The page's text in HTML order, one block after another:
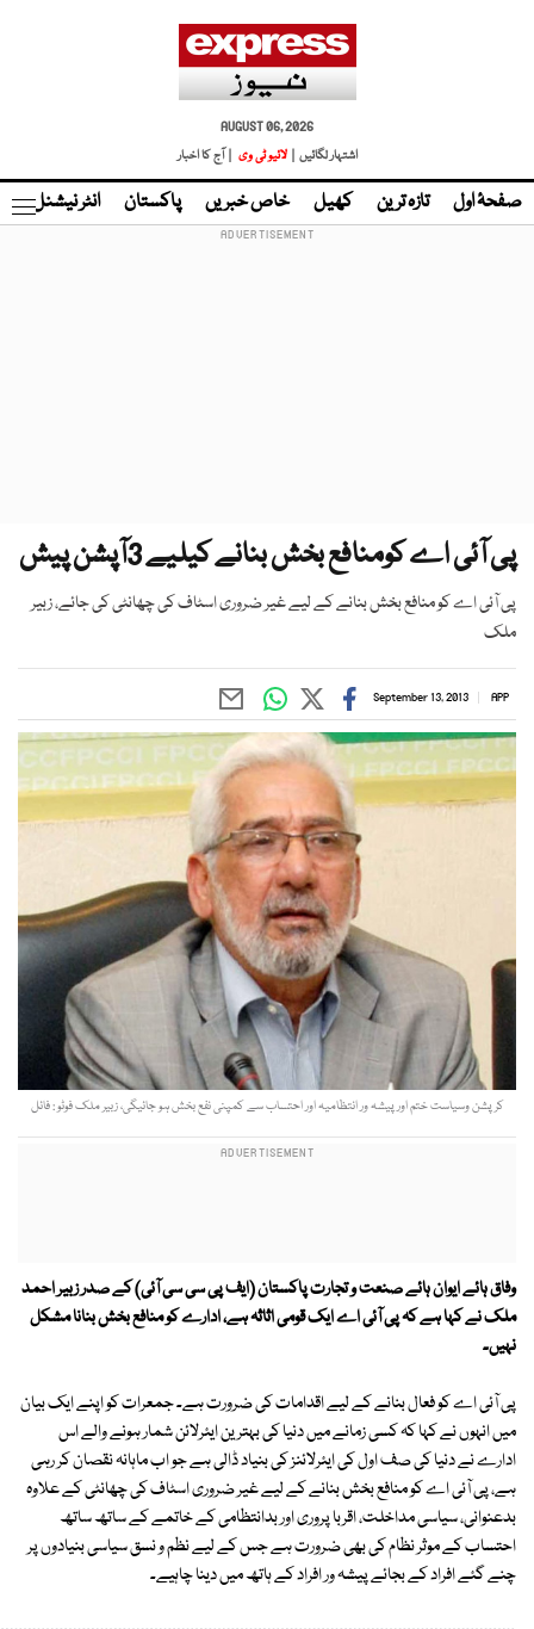
AUGUST 06, 2026
اشتہار لگائیں |
لائیو ٹی وی | آج کا اخبار
صفحۂ اول تازہ ترین کھیل خاص خبریں پاکستان انٹر نیشنل
پی آئی اے کومنافع بخش بنانے کیلیے 3آپشن پیش
پی آئی اے کو منافع بخش بنانے کے لیے غیر ضروری اسٹاف کی چھانٹی کی جائے، زبیر
ملک
APP
September 13, 2013
کرپشن وسیاست ختم اور پیشہ ور انتظامیہ اور احتساب سے کمپنی نفع بخش ہو جائیگی، زبیر ملک فوٹو : فائل
وفاق ہائے ایوان ہائے صنعت و تجارت پاکستان (ایف پی سی سی آئی) کے صدر زبیر احمد
ملک نے کہا ہے کہ پی آئی اے ایک قومی اثاثہ ہے، ادارے کو منافع بخش بنانا مشکل
نہیں۔
پی آئی اے کو فعال بنانے کے لیے اقدامات کی ضرورت ہے۔ جمعرات کو اپنے ایک بیان
میں انہوں نے کہا کہ کسی زمانے میں دنیا کی بہترین ایئرلائن شمار ہونے والے اس
ادارے نے دنیا کی صف اول کی ایئرلائنز کی بنیاد ڈالی ہے جو اب ماہانہ نقصان کر رہی
ہے، پی آئی اے کو منافع بخش بنانے کے لیے غیر ضروری اسٹاف کی چھانٹی کے علاوہ
بدعنوانی، سیاسی مداخلت، اقربا پروری اور بدانتظامی کے خاتمے کے ساتھ ساتھ
احتساب کے موثر نظام کی بھی ضرورت ہے جس کے لیے نظم و نسق سیاسی بنیادوں پر
چنے گئے افراد کے بجائے پیشہ ور افراد کے ہاتھ میں دینا چاہیے۔